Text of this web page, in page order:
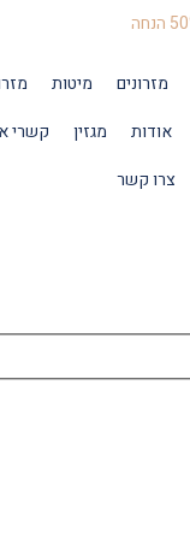
מזרונים מיטות
אודות מגזין
קשרי
צרו קשר